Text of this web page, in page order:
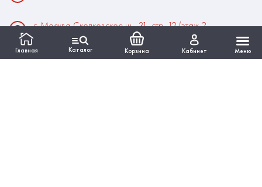
Главная Каталог Корзина Кабинет Меню
г. Москва Сколковское ш., 31, стр. 12 (этаж 2,
помещение 22)
Время работы: